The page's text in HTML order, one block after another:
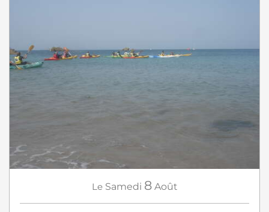
Le Samedi 8 Août